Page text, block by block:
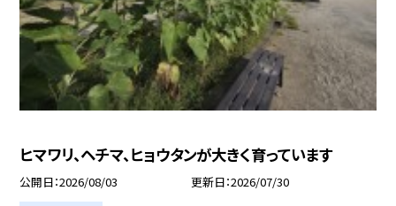
ヒマワリ、ヘチマ、ヒョウタンが大きく育っています
公開日 2026/08/03 更新日 2026/07/30